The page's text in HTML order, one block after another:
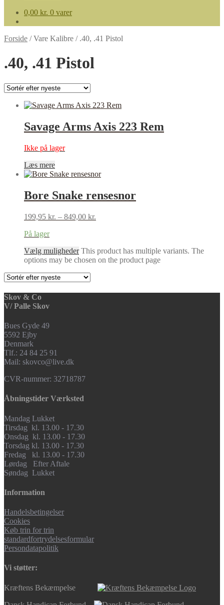
0,00 kr. 0 varer
Forside /Vare Kalibre / .40, .41 Pistol
.40, .41 Pistol
Savage Arms Axis 223 Rem
Ikke på lager
Læs mere
Bore Snake rensesnor
199,95 kr. – 849,00 kr.
På lager
Vælg mulighederThis product has multiple variants. The
options may be chosen on the product page
Skov & Co
V/ Palle Skov
Bues Gyde 49
5592 Ejby
Denmark
Tlf.: 24 84 25 91
Mail: skovco@live.dk
CVR-nummer: 32718787
Åbningstider Værksted
Mandag Lukket
Tirsdag kl. 13.00 - 17.30
Onsdag kl. 13.00 - 17.30
Torsdag kl. 13.00 - 17.30
Fredag kl. 13.00 - 17.30
Lørdag Efter Aftale
Søndag Lukket
Information
Handelsbetingelser
Cookies
Køb trin for trin
standardfortrydelsesformular
Persondatapolitik
Vi støtter:
Kræftens Bekæmpelse